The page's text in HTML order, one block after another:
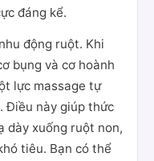
đáng kể.
động ruột. Khi
bụng và cơ hoành
lực massage tự
Điều này giúp thức
dày xuống ruột non,
tiêu. Bạn có thể